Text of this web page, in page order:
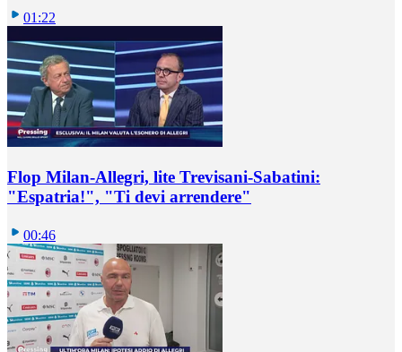
01:22
Flop Milan-Allegri, lite Trevisani-Sabatini:
"Espatria!", "Ti devi arrendere"
00:46